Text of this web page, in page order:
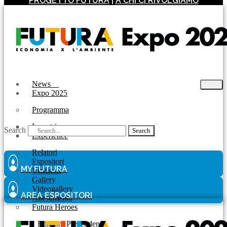
News
Expo 2025
Programma
Incontri
Experience
Relatori
Espositori
Visitatori
Gallery
Videogallery
Allestimento
Futura Heroes
| Edizioni Precendenti
Search Search
MY FUTURA
AREA ESPOSITORI